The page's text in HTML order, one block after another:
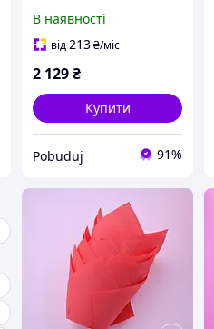
покриттям (CC007774-
001)
В наявності
від213₴/міс
2 129₴
Купити
Pobuduj 91%